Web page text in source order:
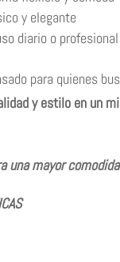
y elegante
diario o profesional
para quienes
y estilo en un
una mayor